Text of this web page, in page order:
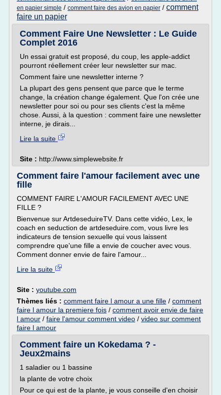
en papier simple / comment faire des avion en papier / comment
faire un papier
Comment Faire Une Newsletter : Le Guide
Complet 2016
Un essai gratuit est proposé, du coup, les apple-addict
pourront réellement créer leur newsletter sur mac.
Comment faire une newsletter interne ?
La plupart des gens pensent que parce que le terme
change, la création change également. Que l'on crée une
newsletter pour soi ou pour ses clients c'est la même
chose. Aussi, à la question : comment faire une newsletter
interne, je dirais...
Lire la suite
Site : http://www.simplewebsite.fr
Comment faire l'amour facilement avec une
fille
COMMENT FAIRE L'AMOUR FACILEMENT AVEC UNE
FILLE ?
Bienvenue sur ArtdeseduireTV. Dans cette vidéo, Lex, le
coach en seduction de artdeseduire.com, vous livre les
indicateurs de tension sexuelle qui vous laissent
comprendre que'une fille a envie de coucher avec vous.
Comment donner envie de faire l'amour...
Lire la suite
Site : youtube.com
Thèmes liés : comment faire l amour a une fille / comment
faire l amour la premiere fois / comment avoir envie de faire
l amour / faire l'amour comment video / video sur comment
faire l amour
Comment faire un Kokedama ? -
Jeux2mains
1 saladier ou 1 bassine
la plante de votre choix
Pour ce qui est de la plante, je vous conseille d'en choisir